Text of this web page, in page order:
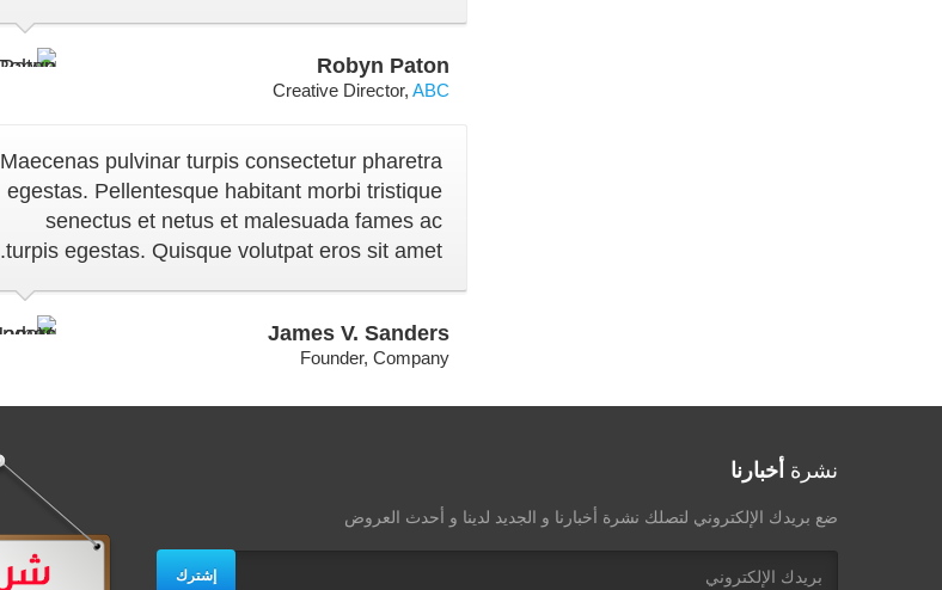
Robyn Paton
Creative Director, ABC
Maecenas pulvinar turpis consectetur pharetra
egestas. Pellentesque habitant morbi tristique
senectus et netus et malesuada fames ac
turpis egestas. Quisque volutpat eros sit amet.
James V. Sanders
Founder, Company
نشرة أخبارنا
ضع بريدك الإلكتروني لتصلك نشرة أخبارنا و الجديد لدينا و أحدث العروض
إشترك